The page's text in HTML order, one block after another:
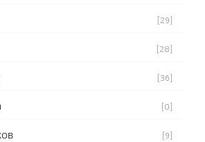
[29]
[28]
[36]
[0]
[9]